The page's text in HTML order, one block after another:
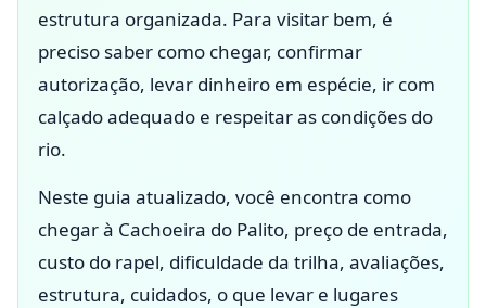
estrutura organizada. Para visitar bem, é
preciso saber como chegar, confirmar
autorização, levar dinheiro em espécie, ir com
calçado adequado e respeitar as condições do
rio.
Neste guia atualizado, você encontra como
chegar à Cachoeira do Palito, preço de entrada,
custo do rapel, dificuldade da trilha, avaliações,
estrutura, cuidados, o que levar e lugares